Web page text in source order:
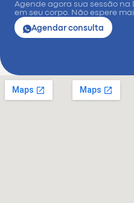
Agende agora sua sessão na
em seu corpo. Não espere
Agendar consulta